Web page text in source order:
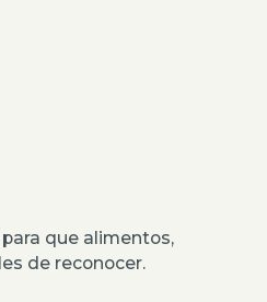
que alimentos,
de reconocer.